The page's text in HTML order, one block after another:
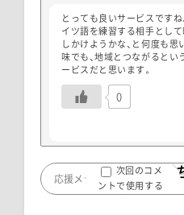
とっても良いサービスです
イツ語を練習する相手とし
しかけようかな、と何度も
味でも、地域とつながるとい
ービスだと思います。
0
次回のコメ
ントで使用する
ためブラウザー